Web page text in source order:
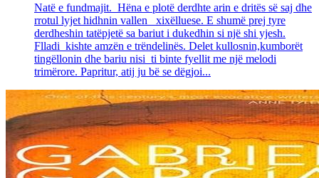
Natë e fundmajit. Hëna e plotë derdhte arin e dritës së saj dhe
rrotul lyjet hidhnin vallen xixëlluese. E shumë prej tyre
derdheshin tatëpjetë sa bariut i dukedhin si një shi yjesh.
Flladi kishte amzën e trëndelinës. Delet kullosnin,kumborët
tingëllonin dhe bariu nisi ti binte fyellit me një melodi
trimërore. Papritur, atij ju bë se dëgjoi...